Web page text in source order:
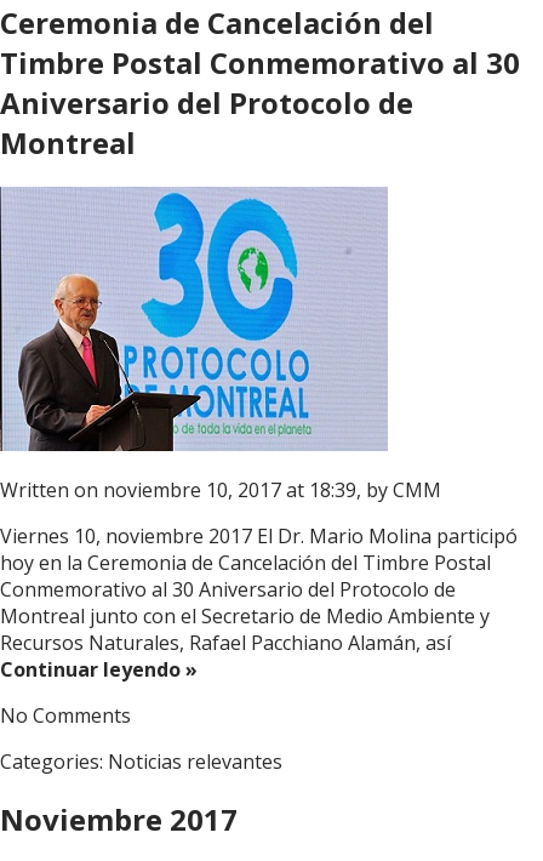
Ceremonia de Cancelación del
Timbre Postal Conmemorativo al 30
Aniversario del Protocolo de
Montreal
Written on noviembre 10, 2017 at 18:39, byCMM
Viernes 10, noviembre 2017 El Dr. Mario Molina participó
hoy en la Ceremonia de Cancelación del Timbre Postal
Conmemorativo al 30 Aniversario del Protocolo de
Montreal junto con el Secretario de Medio Ambiente y
Recursos Naturales, Rafael Pacchiano Alamán, así
Continuar leyendo »
No Comments
Categories: Noticias relevantes
Noviembre 2017